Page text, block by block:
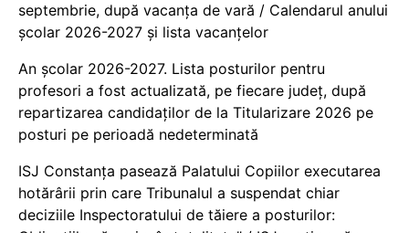
septembrie, după vacanța de vară / Calendarul anului
școlar 2026-2027 și lista vacanțelor
An școlar 2026-2027. Lista posturilor pentru
profesori a fost actualizată, pe fiecare județ, după
repartizarea candidaților de la Titularizare 2026 pe
posturi pe perioadă nedeterminată
ISJ Constanța pasează Palatului Copiilor executarea
hotărârii prin care Tribunalul a suspendat chiar
deciziile Inspectoratului de tăiere a posturilor: